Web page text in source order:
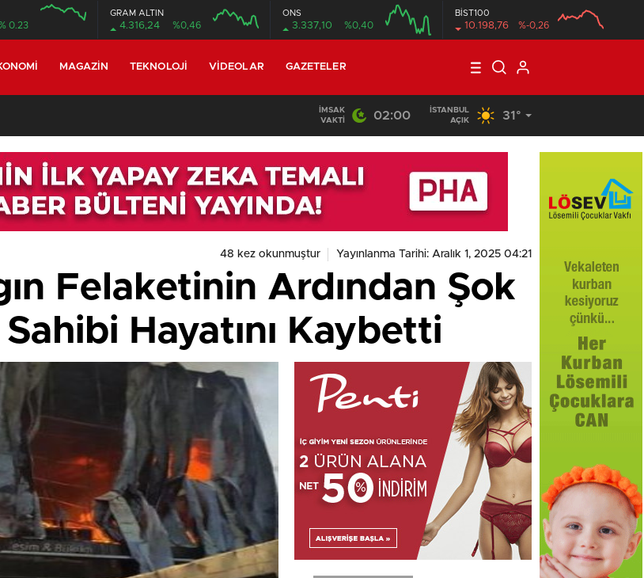
0.23
GRAM ALTIN
4.316,24 %0,46
ONS
3.337,10 %0,40
BİST100
10.198,76 %-0,26
MAGAZIN TEKNOLOJI VIDEOLAR GAZETELER
İMSAK
VAKTI
02:00
İSTANBUL
AÇIK
31°
48 kez okunmuştur Yayınlanma Tarihi: Aralık 1, 2025 04:21
Felaketinin Ardından Şok
Hayatını Kaybetti